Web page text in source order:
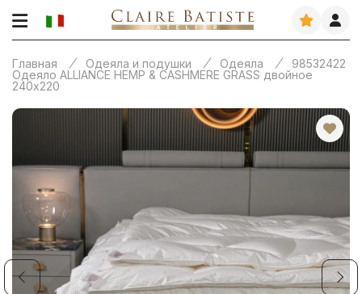
Главная Одеяла и подушки Одеяла
98532422
Одеяло ALLIANCE HEMP & CASHMERE GRASS двойное
240х220